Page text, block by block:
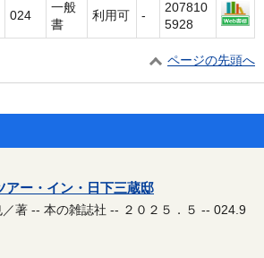
024
一般
書
利用可 -
207810
5928
ページの先頭へ
アー・イン・日下三蔵邸
／著 -- 本の雑誌社 -- ２０２５．５ -- 024.9